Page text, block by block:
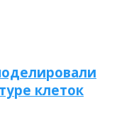
клеток